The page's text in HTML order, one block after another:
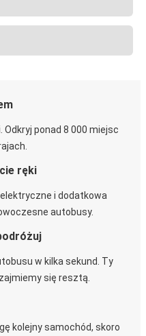
ponad 8 000 miejsc
ręki
elektryczne i dodatkowa
autobusy.
w kilka sekund. Ty
się resztą.
kolejny samochód, skoro